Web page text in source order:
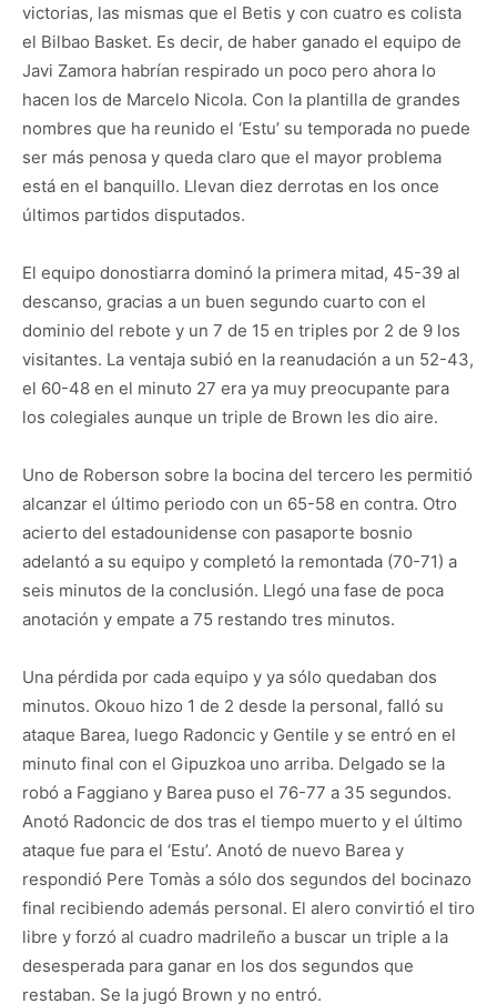
victorias, las mismas que el Betis y con cuatro es colista
el Bilbao Basket. Es decir, de haber ganado el equipo de
Javi Zamora habrían respirado un poco pero ahora lo
hacen los de Marcelo Nicola. Con la plantilla de grandes
nombres que ha reunido el ‘Estu’ su temporada no puede
ser más penosa y queda claro que el mayor problema
está en el banquillo. Llevan diez derrotas en los once
últimos partidos disputados.
El equipo donostiarra dominó la primera mitad, 45-39 al
descanso, gracias a un buen segundo cuarto con el
dominio del rebote y un 7 de 15 en triples por 2 de 9 los
visitantes. La ventaja subió en la reanudación a un 52-43,
el 60-48 en el minuto 27 era ya muy preocupante para
los colegiales aunque un triple de Brown les dio aire.
Uno de Roberson sobre la bocina del tercero les permitió
alcanzar el último periodo con un 65-58 en contra. Otro
acierto del estadounidense con pasaporte bosnio
adelantó a su equipo y completó la remontada (70-71) a
seis minutos de la conclusión. Llegó una fase de poca
anotación y empate a 75 restando tres minutos.
Una pérdida por cada equipo y ya sólo quedaban dos
minutos. Okouo hizo 1 de 2 desde la personal, falló su
ataque Barea, luego Radoncic y Gentile y se entró en el
minuto final con el Gipuzkoa uno arriba. Delgado se la
robó a Faggiano y Barea puso el 76-77 a 35 segundos.
Anotó Radoncic de dos tras el tiempo muerto y el último
ataque fue para el ‘Estu’. Anotó de nuevo Barea y
respondió Pere Tomàs a sólo dos segundos del bocinazo
final recibiendo además personal. El alero convirtió el tiro
libre y forzó al cuadro madrileño a buscar un triple a la
desesperada para ganar en los dos segundos que
restaban. Se la jugó Brown y no entró.